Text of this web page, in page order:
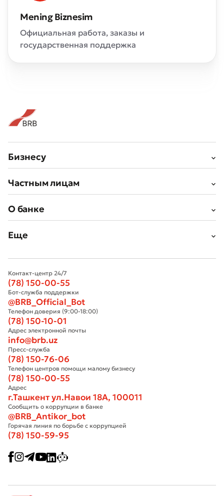
Mening Biznesim
Официальная работа, заказы и
государственная поддержка
Бизнесу
Частным лицам
О банке
Еще
Контакт-центр 24/7
(78) 150-00-55
Бот-служба поддержки
@BRB_Official_Bot
Телефон доверия (9:00-18:00)
(78) 150-10-01
Адрес электронной почты
info@brb.uz
Пресс-служба
(78) 150-76-06
Телефон центров помощи малому бизнесу
(78) 150-00-55
Адрес
г.Ташкент ул.Навои 18А, 100011
Сообщить о коррупции в банке
@BRB_Antikor_bot
Горячая линия по борьбе с коррупцией
(78) 150-59-95